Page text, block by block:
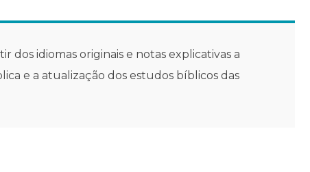
dos idiomas originais e notas explicativas a
e a atualização dos estudos bíblicos das